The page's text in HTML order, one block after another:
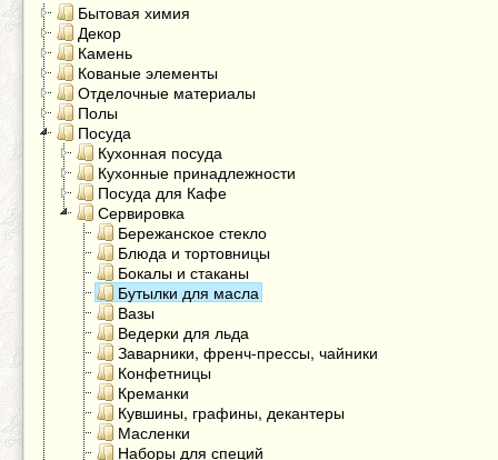
Бытовая химия
Декор
Камень
Кованые элементы
Отделочные материалы
Полы
Посуда
Кухонная посуда
Кухонные принадлежности
Посуда для Кафе
Сервировка
Бережанское стекло
Блюда и тортовницы
Бокалы и стаканы
Бутылки для масла
Вазы
Ведерки для льда
Заварники, френч-прессы, чайники
Конфетницы
Креманки
Кувшины, графины, декантеры
Масленки
Наборы для специй